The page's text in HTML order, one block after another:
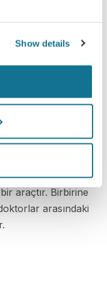
Show details
artırın
iletişimi
araçtır. Birbirine
arasındaki